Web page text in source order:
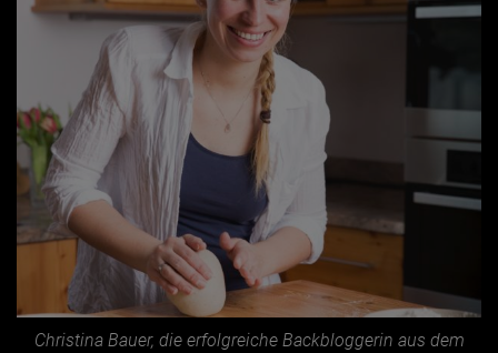
Christina Bauer, die erfolgreiche Backbloggerin aus dem